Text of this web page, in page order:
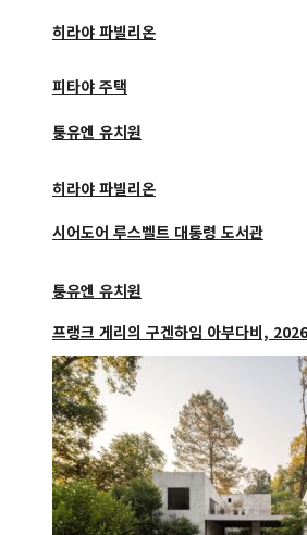
피타야 주택
히라야 파빌리온
퉁유엔 유치원
시어도어 루스벨트 대통령 도서관
프랭크 게리의 구겐하임 아부다비,
히라야 파빌리온
퉁유엔 유치원
시어도어 루스벨트 대통령 도서관
프랭크 게리의 구겐하임 아부다비,